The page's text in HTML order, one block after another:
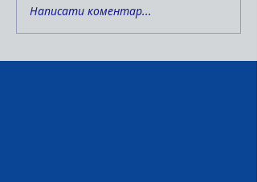
Написати коментар...